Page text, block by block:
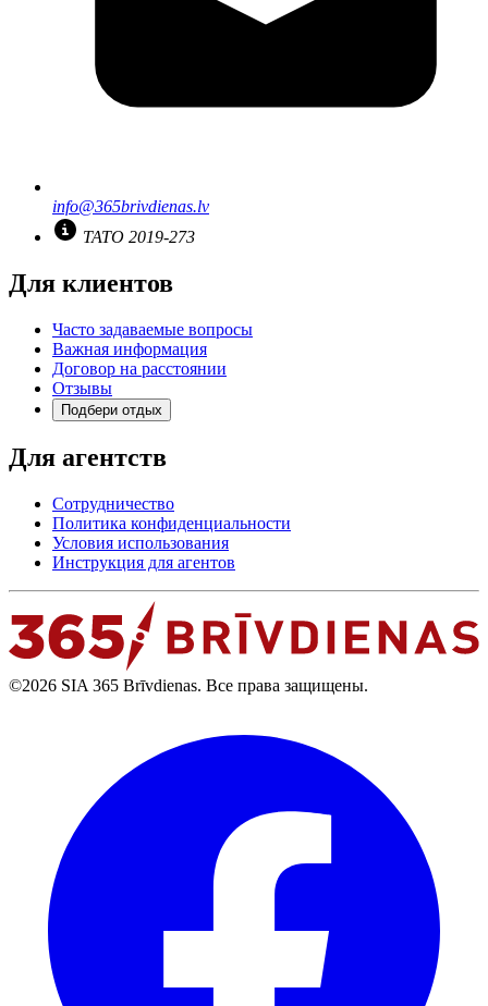
info@365brivdienas.lv
TATO 2019-273
Для клиентов
Часто задаваемые вопросы
Важная информация
Договор на расстоянии
Отзывы
Подбери отдых
Для агентств
Сотрудничество
Политика конфиденциальности
Условия использования
Инструкция для агентов
©2026 SIA 365 Brīvdienas. Все права защищены.